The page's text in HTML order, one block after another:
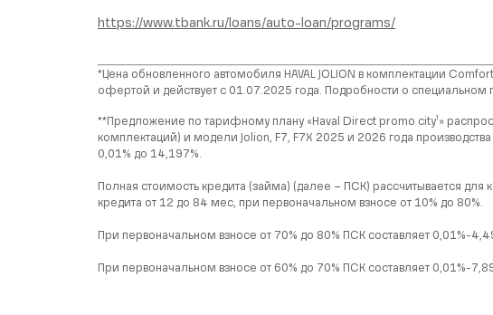
https://www.tbank.ru/loans/auto-loan/programs/
*Цена обновленного автомобиля HAVAL JOLION в комплектации
офертой и действует с 01.07.2025 года. Подробности о специальном
**Предложение по тарифному плану «Haval Direct promo city¹»
комплектаций) и модели Jolion, F7, F7X 2025 и 2026 года
0,01% до 14,197%.
Полная стоимость кредита (займа) (далее – ПСК) рассчитывается для
кредита от 12 до 84 мес, при первоначальном взносе от 10% до 80%.
При первоначальном взносе от 70% до 80% ПСК составляет 0,01%-
При первоначальном взносе от 60% до 70% ПСК составляет 0,01%-